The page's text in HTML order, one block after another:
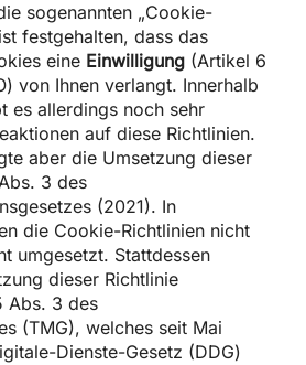
sogenannten „Cookie-
festgehalten, dass das
eine Einwilligung (Artikel 6
von Ihnen verlangt. Innerhalb
es allerdings noch sehr
auf diese Richtlinien.
aber die Umsetzung dieser
3 des
(2021). In
die Cookie-Richtlinien nicht
umgesetzt. Stattdessen
dieser Richtlinie
Abs. 3 des
(TMG), welches seit Mai
Dienste-Gesetz (DDG)